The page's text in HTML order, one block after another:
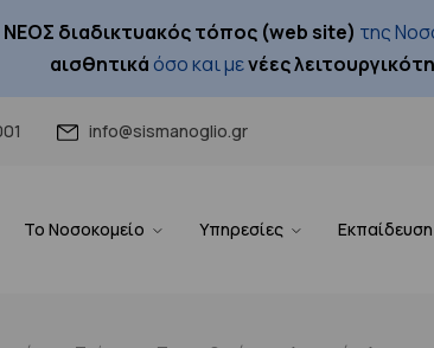
ΝΕΟΣ διαδικτυακός τόπος (web site) της
αισθητικάόσο και μενέες
info@sismanoglio.gr
Το Νοσοκομείο Υπηρεσίες Εκπαίδευση